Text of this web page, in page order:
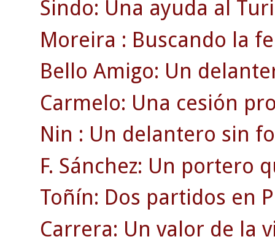
Sindo: Una ayuda al
Moreira : Buscando la
Bello Amigo: Un
Carmelo: Una cesión
Nin : Un delantero sin
F. Sánchez: Un portero
Toñín: Dos partidos en
Carrera: Un valor de la